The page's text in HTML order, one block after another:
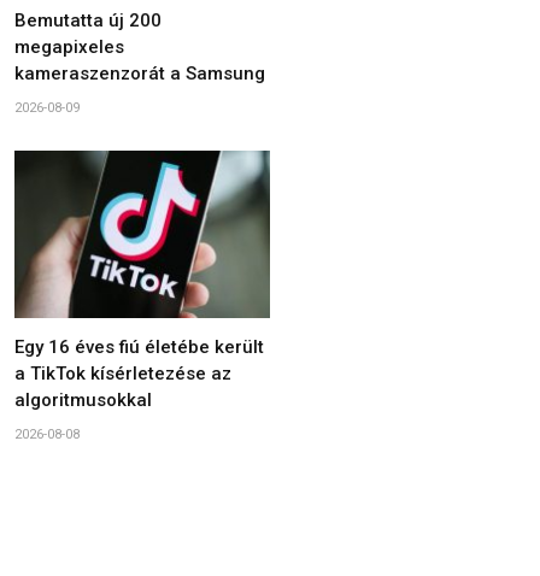
Bemutatta új 200
megapixeles
kameraszenzorát a Samsung
2026-08-09
Egy 16 éves fiú életébe került
a TikTok kísérletezése az
algoritmusokkal
2026-08-08